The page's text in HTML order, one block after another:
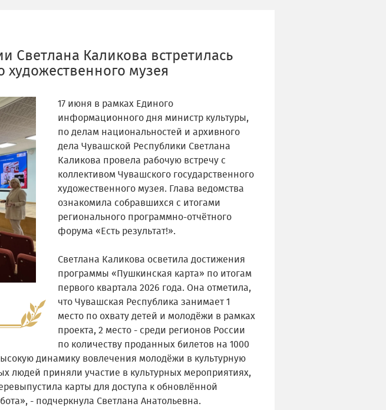
Светлана Каликова встретилась
художественного музея
17 июня в рамках Единого
информационного дня министр культуры,
по делам национальностей и архивного
дела Чувашской Республики Светлана
Каликова провела рабочую встречу с
коллективом Чувашского государственного
художественного музея. Глава ведомства
ознакомила собравшихся с итогами
регионального программно-отчётного
форума «Есть результат!».
Светлана Каликова осветила достижения
программы «Пушкинская карта» по итогам
первого квартала 2026 года. Она отметила,
что Чувашская Республика занимает 1
место по охвату детей и молодёжи в рамках
проекта, 2 место - среди регионов России
по количеству проданных билетов на 1000
динамику вовлечения молодёжи в культурную
людей приняли участие в культурных мероприятиях,
карты для доступа к обновлённой
- подчеркнула Светлана Анатольевна.